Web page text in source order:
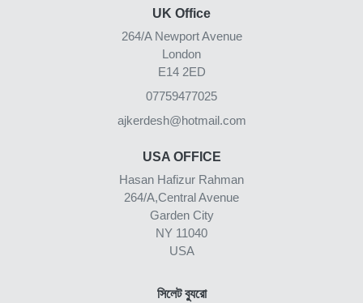
UK Office
264/A Newport Avenue
London
E14 2ED
07759477025
ajkerdesh@hotmail.com
USA OFFICE
Hasan Hafizur Rahman
264/A,Central Avenue
Garden City
NY 11040
USA
সিলেট ব্যুরো